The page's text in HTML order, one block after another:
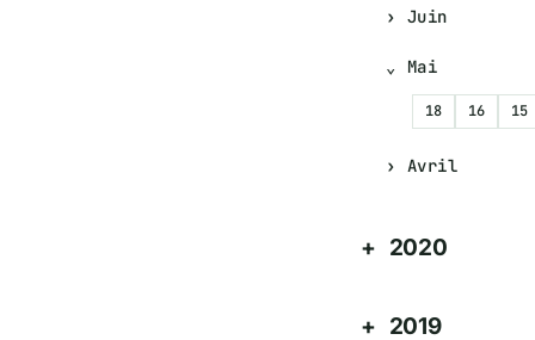
Juin
Mai
18 16 15
Avril
2020
2019